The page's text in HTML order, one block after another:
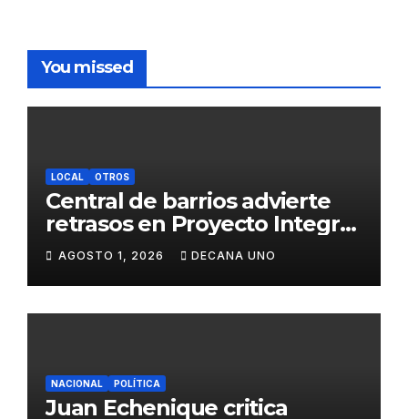
You missed
LOCAL OTROS
Central de barrios advierte
retrasos en Proyecto Integral
de Agua y Alcantarillado para
Juliaca
AGOSTO 1, 2026 DECANA UNO
NACIONAL POLÍTICA
Juan Echenique critica